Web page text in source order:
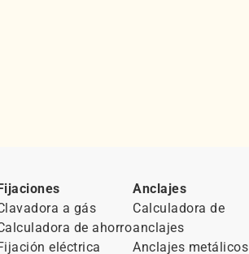
a gás
de ahorro
eléctrica
Anclajes
Calculadora de
anclajes
Anclajes metálicos